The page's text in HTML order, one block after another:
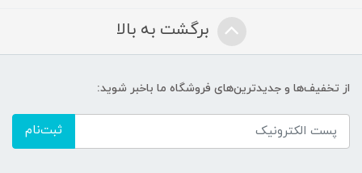
برگشت به بالا
از تخفیف‌ها و جدیدترین‌های فروشگاه ما باخبر شوید:
ثبت‌نام